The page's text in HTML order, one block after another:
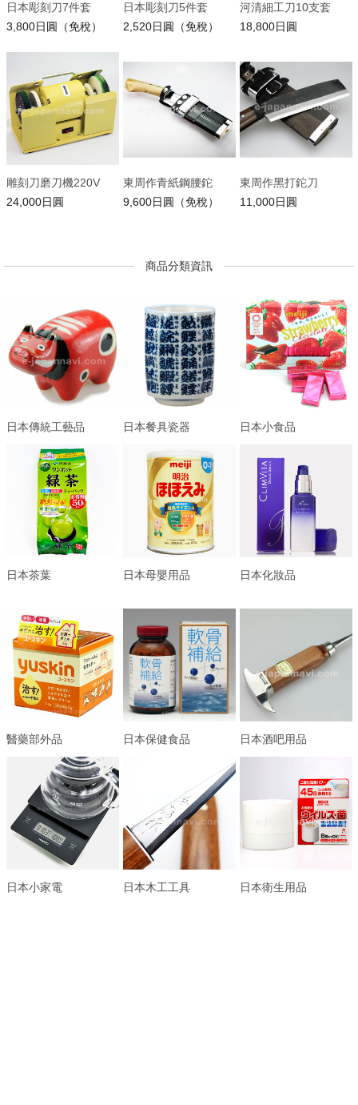
日本彫刻刀7件套
3,800日圓（免稅）
日本彫刻刀5件套
2,520日圓（免稅）
河清細工刀10支套
18,800日圓
雕刻刀磨刀機220V
24,000日圓
東周作青紙鋼腰鉈
9,600日圓（免稅）
東周作黑打鉈刀
11,000日圓
商品分類資訊
日本傳統工藝品 日本餐具瓷器 日本小食品
日本茶葉 日本母嬰用品 日本化妝品
醫藥部外品 日本保健食品 日本酒吧用品
日本小家電 日本木工工具 日本衛生用品